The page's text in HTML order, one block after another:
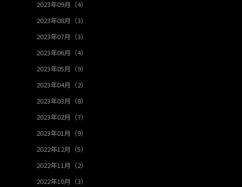
2023年09月（4）
2023年08月（3）
2023年07月（3）
2023年06月（4）
2023年05月（9）
2023年04月（2）
2023年03月（8）
2023年02月（7）
2023年01月（9）
2022年12月（5）
2022年11月（2）
2022年10月（3）